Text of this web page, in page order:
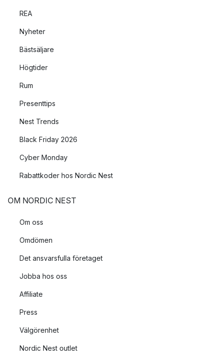
REA
Nyheter
Bästsäljare
Högtider
Rum
Presenttips
Nest Trends
Black Friday 2026
Cyber Monday
Rabattkoder hos Nordic Nest
OM NORDIC NEST
Om oss
Omdömen
Det ansvarsfulla företaget
Jobba hos oss
Affiliate
Press
Välgörenhet
Nordic Nest outlet